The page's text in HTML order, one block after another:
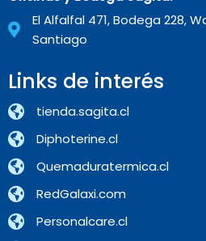
El Alfalfal 471, Bodega 228,
Santiago
Links de interés
tienda.sagita.cl
Diphoterine.cl
Quemaduratermica.cl
RedGalaxi.com
Personalcare.cl